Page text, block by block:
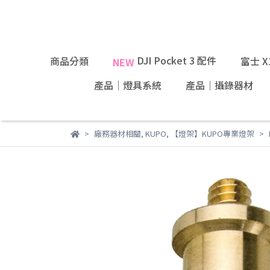
商品分類 NEWDJI Pocket 3 配件
富士
產品｜燈具系統
產品｜攝錄器材
廠務器材相關, KUPO, 【燈架】KUPO專業燈架